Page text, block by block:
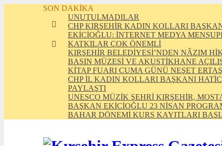
SON DAKİKA
UNUTULMADILAR
CHP KIRŞEHİR KADIN KOLLARI
EKİCİOĞLU: İNTERNET MEDYA
KATKILAR ÇOK ÖNEMLİ
KIRŞEHİR BELEDİYESİ’NDEN NÂZIM
BASIN MÜZESİ VE AKUSTİKHANE
KİTAP FUARI CUMA GÜNÜ NEŞET
CHP İL KADIN KOLLARI BAŞKANI
PAYLAŞTI
UNESCO MÜZİK ŞEHRİ KIRŞEHİR,
BAŞKAN EKİCİOĞLU 23 NİSAN
BAHAR DÖNEMİ KURS KAYITLARI